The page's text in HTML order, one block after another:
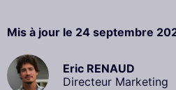
Mis à jour le 24 septembre
Eric RENAUD
Directeur Marketing